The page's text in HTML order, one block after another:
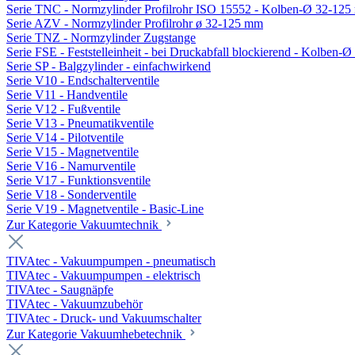
Serie TNC - Normzylinder Profilrohr ISO 15552 - Kolben-Ø 32-125
Serie AZV - Normzylinder Profilrohr ø 32-125 mm
Serie TNZ - Normzylinder Zugstange
Serie FSE - Feststelleinheit - bei Druckabfall blockierend - Kolben-Ø
Serie SP - Balgzylinder - einfachwirkend
Serie V10 - Endschalterventile
Serie V11 - Handventile
Serie V12 - Fußventile
Serie V13 - Pneumatikventile
Serie V14 - Pilotventile
Serie V15 - Magnetventile
Serie V16 - Namurventile
Serie V17 - Funktionsventile
Serie V18 - Sonderventile
Serie V19 - Magnetventile - Basic-Line
Zur Kategorie Vakuumtechnik
TIVAtec - Vakuumpumpen - pneumatisch
TIVAtec - Vakuumpumpen - elektrisch
TIVAtec - Saugnäpfe
TIVAtec - Vakuumzubehör
TIVAtec - Druck- und Vakuumschalter
Zur Kategorie Vakuumhebetechnik